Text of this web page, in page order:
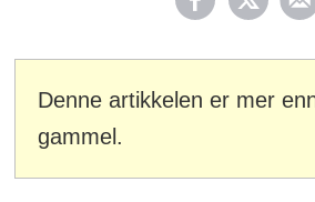
Denne artikkelen er mer
gammel.